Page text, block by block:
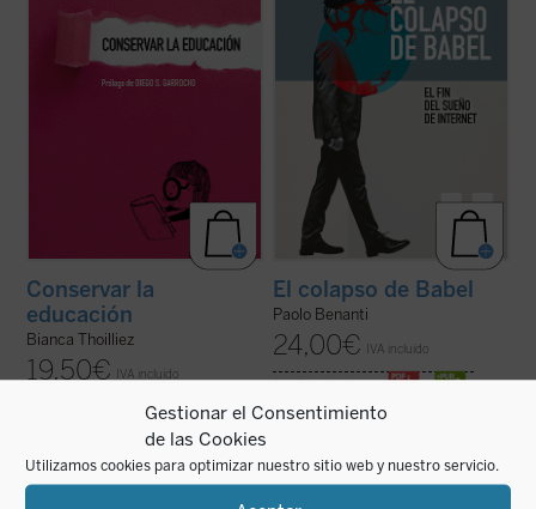
Gestionar el Consentimiento
de las Cookies
Utilizamos cookies para optimizar nuestro sitio web y nuestro servicio.
(ver ficha)
Conservar la
educación
Bianca Thoilliez
19,50€ IVA incluido
El colapso de Babel
Paolo Benanti
24,00€ IVA incluido
disponible en ebook: